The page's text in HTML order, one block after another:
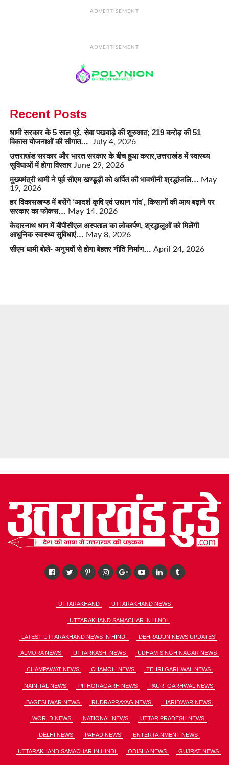
ADVERTISEMENT
ADVERTISEMENT
Recent Posts
धामी सरकार के 5 साल पूरे, सेवा पखवाड़े की शुरुआत; 219 करोड़ की 51
विकास योजनाओं की सौगात…
July 4, 2026
उत्तराखंड सरकार और भारत सरकार के बीच हुआ करार,उत्तराखंड में स्वास्थ्य
सुविधाओं में होगा विस्तार June 29, 2026
मुख्यमंत्री धामी ने पूर्व सीएम खण्डूड़ी को अर्पित की भावभीनी श्रद्धांजलि… May
19, 2026
हर विकासखण्ड में बसेंगे ‘आदर्श कृषि एवं उद्यान गांव’, किसानों की आय बढ़ाने पर
सरकार का फोकस… May 14, 2026
केदारनाथ धाम में बीपीसीएल अस्पताल का लोकार्पण, श्रद्धालुओं को मिलेंगी
आधुनिक स्वास्थ्य सुविधाएं… May 8, 2026
सीएम धामी बोले- अनुभवों से होगा बेहतर नीति निर्माण… April 24, 2026
UTTARAKHAND UTTARAKHAND NEWS
UTTARAKHAND SAMACHAR IN HINDI
LATEST UTTARAKHAND NEWS IN HINDI DEHRADUN NEWS UPDATES
ALMORA NEWS UTTARKASHI NEWS UDHAM SINGH NAGAR NEWS
CHAMPAWAT NEWS CHAMOLI NEWS TEHRI GARHWAL NEWS
NAINITAL NEWS PITHORAGARH NEWS PAURI GARHWAL NEWS
BAGESHWAR NEWS RUDRAPRAYAG NEWS HARIDWAR NEWS
WORLD NEWS NATIONAL NEWS UTTAR PRADESH NEWS
DELHI NEWS PAHAD NEWS ENTERTAINMENT NEWS
UTTARAKHAND SAMACHAR IN HINDI ODISHA NEWS GUJRAT NEWS